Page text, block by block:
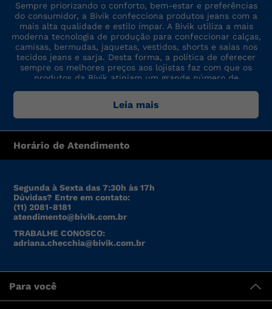
Sempre priorizando o conforto, bem-estar e preferências
do consumidor, a Bivik confecciona produtos jeans com a
mais alta qualidade e estilo ímpar. A Bivik utiliza a mais
moderna tecnologia de produção para confeccionar calças,
camisas, bermudas, jaquetas, vestidos, shorts e saias nos
tecidos jeans e sarja. Desta forma, a política de oferecer
sempre os melhores preços aos lojistas faz com que os
produtos da Bivik atinjam um grande número de
qualidade e modelo altamente competitivos.
Leia mais
Horário de Atendimento
Segunda à Sexta das 7:30h às 17h
Dúvidas? Entre em contato:
(11) 2081-8181
atendimento@bivik.com.br
TRABALHE CONOSCO:
adriana.checchia@bivik.com.br
Para você